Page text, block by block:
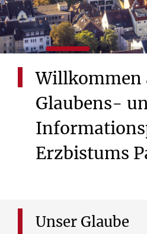
Willkommen
Glaubens-
Erzbistums
Unser Glaube